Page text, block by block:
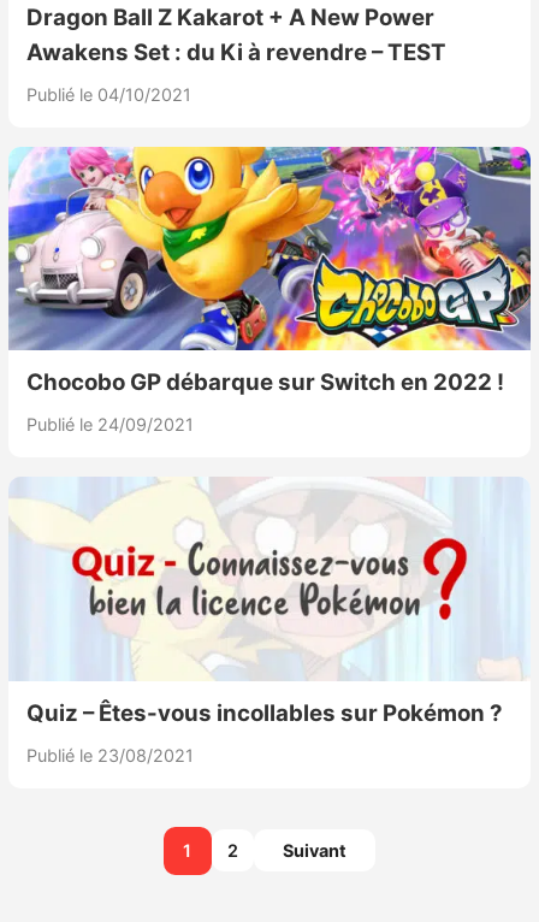
Dragon Ball Z Kakarot + A New Power
Awakens Set : du Ki à revendre – TEST
Publié le 04/10/2021
Chocobo GP débarque sur Switch en 2022 !
Publié le 24/09/2021
Quiz – Êtes-vous incollables sur Pokémon ?
Publié le 23/08/2021
1 2 Suivant